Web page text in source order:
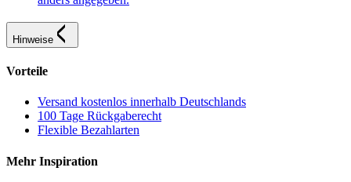
Hinweise
Vorteile
Versand kostenlos innerhalb Deutschlands
100 Tage Rückgaberecht
Flexible Bezahlarten
Mehr Inspiration